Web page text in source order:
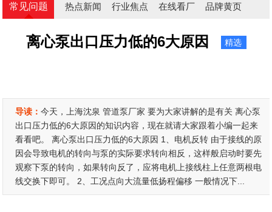
常见问题 热点新闻 行业焦点 在线看厂 品牌黄页
离心泵出口压力低的6大原因 精选
导读：今天，上海沈泉 管道泵厂家 要为大家讲解的是有关 离心泵
出口压力低的6大原因的知识内容，现在就请大家跟着小编一起来
看看吧。 离心泵出口压力低的6大原因 1、电机反转 由于接线的原
因会导致电机的转向与泵的实际要求转向相反，这样般启动时要先
观察下泵的转向，如果转向反了，应将电机上接线柱上任意两根电
线交换下即可。 2、工况点向大流量低扬程偏移 一般情况下...